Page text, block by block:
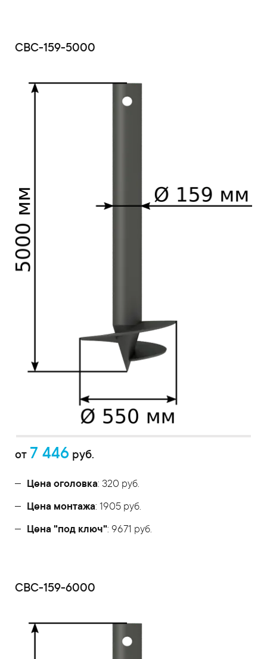
СВС-159-5000
от 7 446 руб.
Цена оголовка: 320 руб.
Цена монтажа: 1905 руб.
Цена "под ключ": 9671 руб.
СВС-159-6000